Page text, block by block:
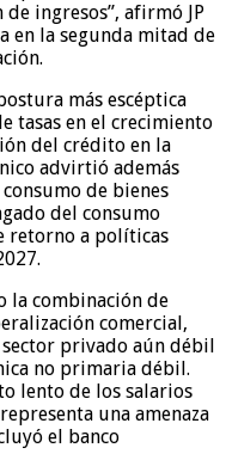
ingresos”, afirmó JP
en la segunda mitad de
más escéptica
tasas en el crecimiento
del crédito en la
advirtió además
de bienes
del consumo
retorno a políticas
la combinación de
comercial,
privado aún débil
no primaria débil.
lento de los salarios
una amenaza
el banco